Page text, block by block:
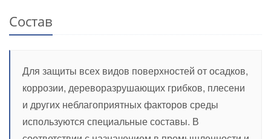
Состав
Для защиты всех видов поверхностей от осадков,
коррозии, дереворазрушающих грибков, плесени
и других неблагоприятных факторов среды
используются специальные составы. В